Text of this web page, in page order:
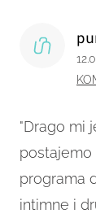
"Drago mi
postajemo
programa
intimne i